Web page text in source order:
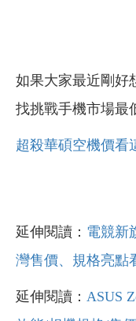
如果大家最近剛好
找挑戰手機市場最
超殺華碩空機價看
延伸閱讀： 電競新
灣售價、規格亮點
延伸閱讀： ASUS